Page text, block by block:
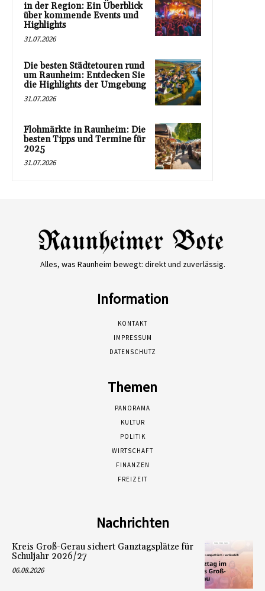
in der Region: Ein Überblick
über kommende Events und
Highlights
31.07.2026
Die besten Städtetouren rund
um Raunheim: Entdecken Sie
die Highlights der Umgebung
31.07.2026
Flohmärkte in Raunheim: Die
besten Tipps und Termine für
2025
31.07.2026
Alles, was Raunheim bewegt: direkt und zuverlässig.
Information
KONTAKT
IMPRESSUM
DATENSCHUTZ
Themen
PANORAMA
KULTUR
POLITIK
WIRTSCHAFT
FINANZEN
FREIZEIT
Nachrichten
Kreis Groß-Gerau sichert Ganztagsplätze für
Schuljahr 2026/27
06.08.2026